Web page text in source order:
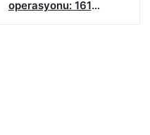
operasyonu: 161